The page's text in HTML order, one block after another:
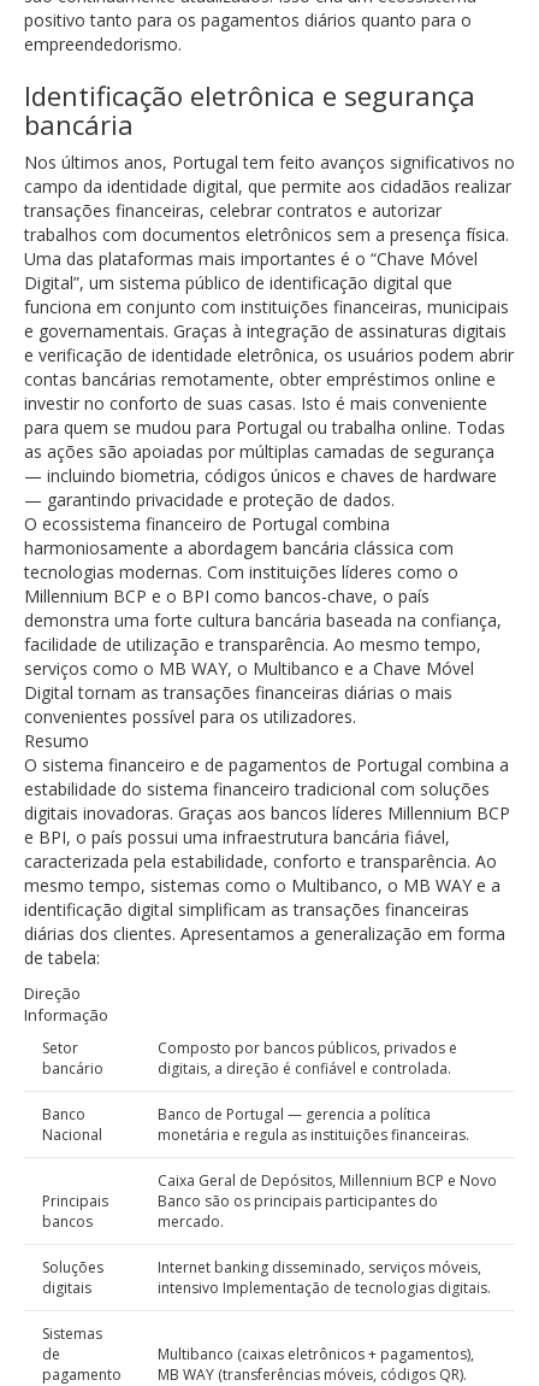
positivo tanto para os pagamentos diários quanto para o
empreendedorismo.
Identificação eletrônica e segurança
bancária
Nos últimos anos, Portugal tem feito avanços significativos no
campo da identidade digital, que permite aos cidadãos realizar
transações financeiras, celebrar contratos e autorizar
trabalhos com documentos eletrônicos sem a presença física.
Uma das plataformas mais importantes é o “Chave Móvel
Digital”, um sistema público de identificação digital que
funciona em conjunto com instituições financeiras, municipais
e governamentais. Graças à integração de assinaturas digitais
e verificação de identidade eletrônica, os usuários podem abrir
contas bancárias remotamente, obter empréstimos online e
investir no conforto de suas casas. Isto é mais conveniente
para quem se mudou para Portugal ou trabalha online. Todas
as ações são apoiadas por múltiplas camadas de segurança
— incluindo biometria, códigos únicos e chaves de hardware
— garantindo privacidade e proteção de dados.
O ecossistema financeiro de Portugal combina
harmoniosamente a abordagem bancária clássica com
tecnologias modernas. Com instituições líderes como o
Millennium BCP e o BPI como bancos-chave, o país
demonstra uma forte cultura bancária baseada na confiança,
facilidade de utilização e transparência. Ao mesmo tempo,
serviços como o MB WAY, o Multibanco e a Chave Móvel
Digital tornam as transações financeiras diárias o mais
convenientes possível para os utilizadores.
Resumo
O sistema financeiro e de pagamentos de Portugal combina a
estabilidade do sistema financeiro tradicional com soluções
digitais inovadoras. Graças aos bancos líderes Millennium BCP
e BPI, o país possui uma infraestrutura bancária fiável,
caracterizada pela estabilidade, conforto e transparência. Ao
mesmo tempo, sistemas como o Multibanco, o MB WAY e a
identificação digital simplificam as transações financeiras
diárias dos clientes. Apresentamos a generalização em forma
de tabela:
Direção
Informação
Setor
bancário
Composto por bancos públicos, privados e
digitais, a direção é confiável e controlada.
Banco
Nacional
Banco de Portugal — gerencia a política
monetária e regula as instituições financeiras.
Principais
bancos
Caixa Geral de Depósitos, Millennium BCP e Novo
Banco são os principais participantes do
mercado.
Soluções
digitais
Internet banking disseminado, serviços móveis,
intensivo Implementação de tecnologias digitais.
Sistemas
de
pagamento
Multibanco (caixas eletrônicos + pagamentos),
MB WAY (transferências móveis, códigos QR).